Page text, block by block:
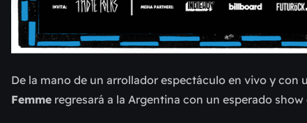
De la mano de un arrollador espectáculo en vivo y con
Femme regresará a la Argentina con un esperado show